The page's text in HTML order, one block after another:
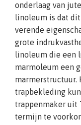
onderlaag van
linoleum is dat
verende
grote
linoleum die een
marmoleum een
marmerstructuur.
trapbekleding
trappenmaker uit
termijn te